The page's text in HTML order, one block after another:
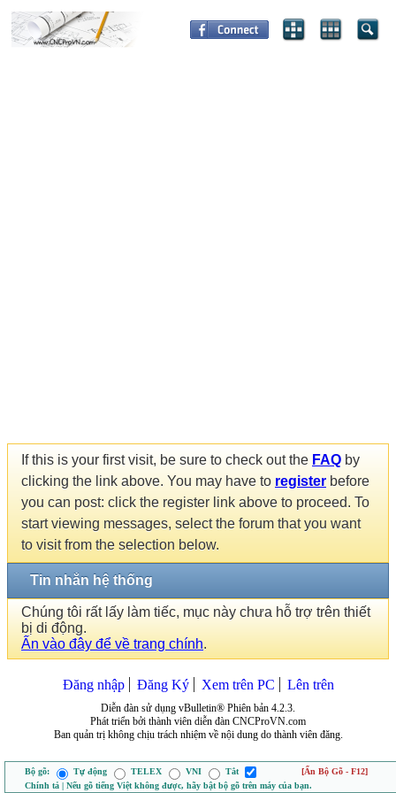
If this is your first visit, be sure to check out the FAQ by
clicking the link above. You may have to register before
you can post: click the register link above to proceed. To
start viewing messages, select the forum that you want
to visit from the selection below.
Tin nhắn hệ thống
Chúng tôi rất lấy làm tiếc, mục này chưa hỗ trợ trên thiết
bị di động.
Ấn vào đây để về trang chính.
Đăng nhập Đăng Ký Xem trên PC Lên trên
Diễn đàn sử dụng vBulletin® Phiên bản 4.2.3.
Phát triển bởi thành viên diễn đàn CNCProVN.com
Ban quản trị không chịu trách nhiệm về nội dung do thành viên đăng.
Bộ gõ: Tự động TELEX VNI Tắt
[Ẩn Bộ Gõ - F12]
Chính tả | Nếu gõ tiếng Việt không được, hãy bật bộ gõ trên máy của bạn.